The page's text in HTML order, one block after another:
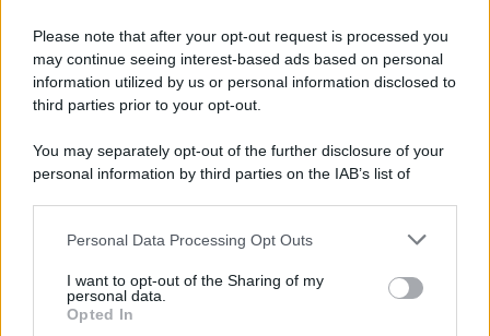
Please note that after your opt-out request is processed you
may continue seeing interest-based ads based on personal
information utilized by us or personal information disclosed to
third parties prior to your opt-out.
You may separately opt-out of the further disclosure of your
personal information by third parties on the IAB’s list of
This information may also be disclosed by us to third parties
disclose it to other third parties.
Please note that this website/app uses one or more Google
Personal Data Processing Opt Outs
I want to opt-out of the Sharing of my
personal data.
Opted In